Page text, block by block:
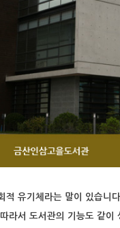
적 유기체라는 말이 있습니다.
라서 도서관의 기능도 같이